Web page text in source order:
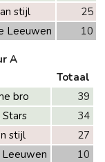
stijl
25
Leeuwen 10
A
Totaal
bro
39
34
stijl
27
10